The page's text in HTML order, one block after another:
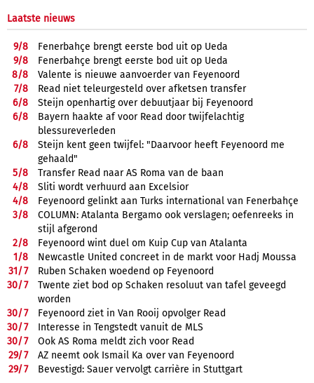
Laatste nieuws
9/8
Fenerbahçe brengt eerste bod uit op Ueda
9/8
Fenerbahçe brengt eerste bod uit op Ueda
8/8
Valente is nieuwe aanvoerder van Feyenoord
7/8
Read niet teleurgesteld over afketsen transfer
6/8
Steijn openhartig over debuutjaar bij Feyenoord
6/8
Bayern haakte af voor Read door twijfelachtig
blessureverleden
6/8
Steijn kent geen twijfel: "Daarvoor heeft Feyenoord me
gehaald"
5/8
Transfer Read naar AS Roma van de baan
4/8
Sliti wordt verhuurd aan Excelsior
4/8
Feyenoord gelinkt aan Turks international van Fenerbahçe
3/8
COLUMN: Atalanta Bergamo ook verslagen; oefenreeks in
stijl afgerond
2/8
Feyenoord wint duel om Kuip Cup van Atalanta
1/8
Newcastle United concreet in de markt voor Hadj Moussa
31/7
Ruben Schaken woedend op Feyenoord
30/7
Twente ziet bod op Schaken resoluut van tafel geveegd
worden
30/7
Feyenoord ziet in Van Rooij opvolger Read
30/7
Interesse in Tengstedt vanuit de MLS
30/7
Ook AS Roma meldt zich voor Read
29/7
AZ neemt ook Ismail Ka over van Feyenoord
29/7 Bevestigd: Sauer vervolgt carrière in Stuttgart